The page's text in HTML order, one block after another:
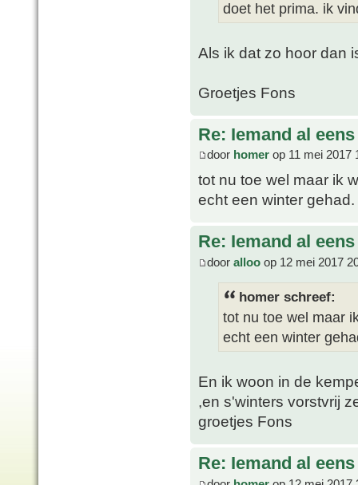
doet het prima. ik
Als ik dat zo hoor dan
Groetjes Fons
Re: Iemand al
door homer op 11 mei 2017
tot nu toe wel maar ik
echt een winter gehad.
Re: Iemand al
door alloo op 12 mei 2017
homer schreef:
tot nu toe wel maar
echt een winter
En ik woon in de
,en s'winters vorstvrij
groetjes Fons
Re: Iemand al